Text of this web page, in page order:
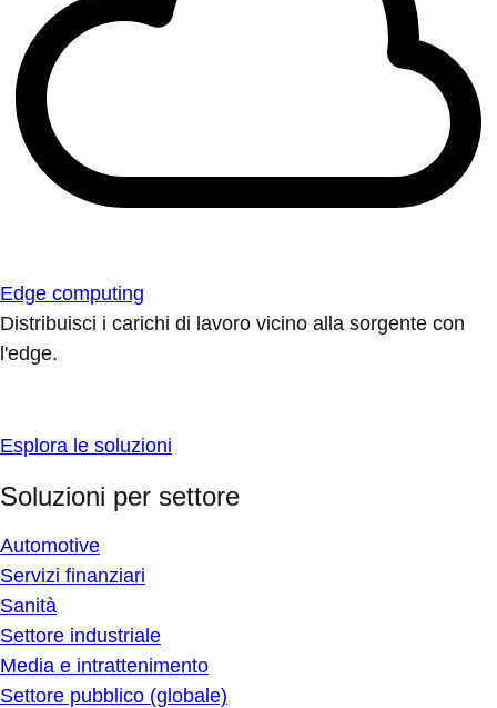
Edge computing
Distribuisci i carichi di lavoro vicino alla sorgente con
l'edge.
Esplora le soluzioni
Soluzioni per settore
Automotive
Servizi finanziari
Sanità
Settore industriale
Media e intrattenimento
Settore pubblico (globale)